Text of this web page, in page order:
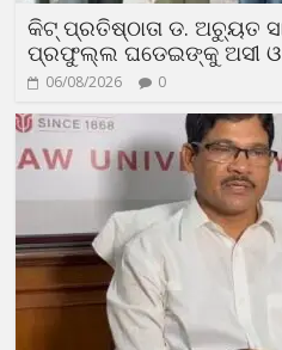
କିଟ୍ ପ୍ରତିଷ୍ଠାତା ଡ. ଅଚ୍ୟୁତ
ପ୍ରଫୁଲ୍ଲ ଘଡେଇଙ୍କୁ ଅସୀ ଓ
06/08/2026 0